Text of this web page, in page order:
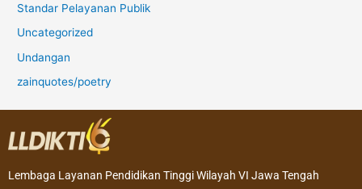
Standar Pelayanan Publik
Uncategorized
Undangan
zainquotes/poetry
Lembaga Layanan Pendidikan Tinggi Wilayah VI Jawa Tengah